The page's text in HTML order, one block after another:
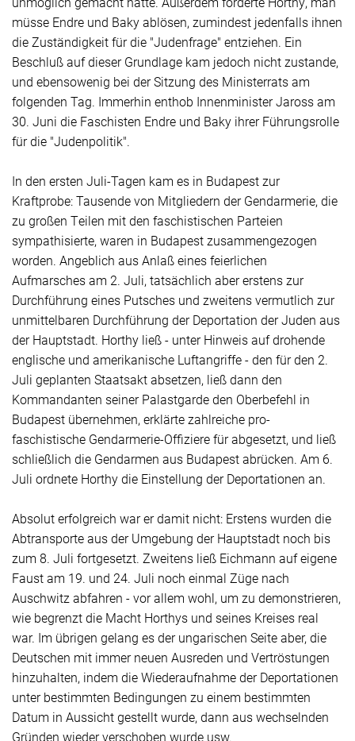
müsse Endre und Baky ablösen, zumindest jedenfalls ihnen
die Zuständigkeit für die "Judenfrage" entziehen. Ein
Beschluß auf dieser Grundlage kam jedoch nicht zustande,
und ebensowenig bei der Sitzung des Ministerrats am
folgenden Tag. Immerhin enthob Innenminister Jaross am
30. Juni die Faschisten Endre und Baky ihrer Führungsrolle
für die "Judenpolitik".
In den ersten Juli-Tagen kam es in Budapest zur
Kraftprobe: Tausende von Mitgliedern der Gendarmerie, die
zu großen Teilen mit den faschistischen Parteien
sympathisierte, waren in Budapest zusammengezogen
worden. Angeblich aus Anlaß eines feierlichen
Aufmarsches am 2. Juli, tatsächlich aber erstens zur
Durchführung eines Putsches und zweitens vermutlich zur
unmittelbaren Durchführung der Deportation der Juden aus
der Hauptstadt. Horthy ließ - unter Hinweis auf drohende
englische und amerikanische Luftangriffe - den für den 2.
Juli geplanten Staatsakt absetzen, ließ dann den
Kommandanten seiner Palastgarde den Oberbefehl in
Budapest übernehmen, erklärte zahlreiche pro-
faschistische Gendarmerie-Offiziere für abgesetzt, und ließ
schließlich die Gendarmen aus Budapest abrücken. Am 6.
Juli ordnete Horthy die Einstellung der Deportationen an.
Absolut erfolgreich war er damit nicht: Erstens wurden die
Abtransporte aus der Umgebung der Hauptstadt noch bis
zum 8. Juli fortgesetzt. Zweitens ließ Eichmann auf eigene
Faust am 19. und 24. Juli noch einmal Züge nach
Auschwitz abfahren - vor allem wohl, um zu demonstrieren,
wie begrenzt die Macht Horthys und seines Kreises real
war. Im übrigen gelang es der ungarischen Seite aber, die
Deutschen mit immer neuen Ausreden und Vertröstungen
hinzuhalten, indem die Wiederaufnahme der Deportationen
unter bestimmten Bedingungen zu einem bestimmten
Datum in Aussicht gestellt wurde, dann aus wechselnden
Gründen wieder verschoben wurde usw.